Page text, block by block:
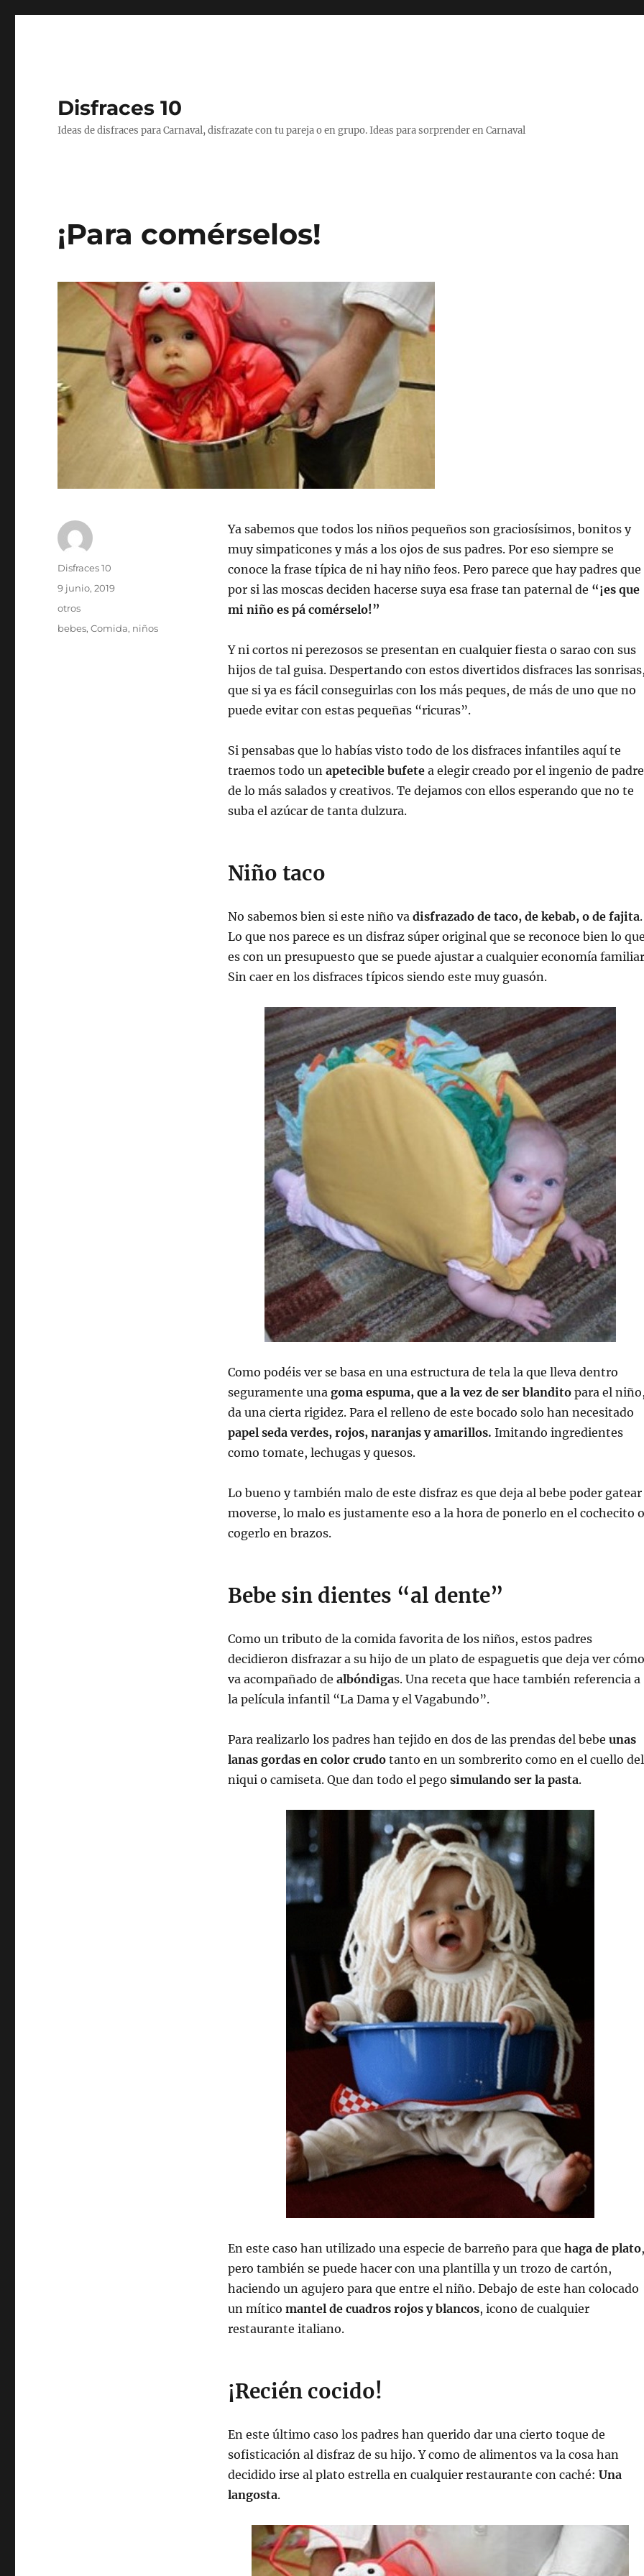
Disfraces 10
Ideas de disfraces para Carnaval, disfrazate con tu pareja o en grupo. Ideas para sorprender en Carnaval
¡Para comérselos!
Ya sabemos que todos los niños pequeños son graciosísimos, bonitos y
muy simpaticones y más a los ojos de sus padres. Por eso siempre se
conoce la frase típica de ni hay niño feos. Pero parece que hay padres que
por si las moscas deciden hacerse suya esa frase tan paternal de “¡es que
mi niño es pá comérselo!”
Y ni cortos ni perezosos se presentan en cualquier fiesta o sarao con sus
hijos de tal guisa. Despertando con estos divertidos disfraces las sonrisas,
que si ya es fácil conseguirlas con los más peques, de más de uno que no
puede evitar con estas pequeñas “ricuras”.
Si pensabas que lo habías visto todo de los disfraces infantiles aquí te
traemos todo un apetecible bufetea elegir creado por el ingenio de
de lo más salados y creativos. Te dejamos con ellos esperando que no te
suba el azúcar de tanta dulzura.
Niño taco
No sabemos bien si este niño va disfrazado de taco, de kebab, o de fajita.
Lo que nos parece es un disfraz súper original que se reconoce bien lo que
es con un presupuesto que se puede ajustar a cualquier economía
Sin caer en los disfraces típicos siendo este muy guasón.
Como podéis ver se basa en una estructura de tela la que lleva dentro
seguramente una goma espuma, que a la vez de ser blanditopara el niño,
da una cierta rigidez. Para el relleno de este bocado solo han necesitado
papel seda verdes, rojos, naranjas y amarillos. Imitando ingredientes
como tomate, lechugas y quesos.
Lo bueno y también malo de este disfraz es que deja al bebe poder gatear
moverse, lo malo es justamente eso a la hora de ponerlo en el cochecito o
cogerlo en brazos.
Bebe sin dientes “al dente”
Como un tributo de la comida favorita de los niños, estos padres
decidieron disfrazar a su hijo de un plato de espaguetis que deja ver cómo
va acompañado de albóndigas. Una receta que hace también referencia a
la película infantil “La Dama y el Vagabundo”.
Para realizarlo los padres han tejido en dos de las prendas del bebe unas
lanas gordas en color crudotanto en un sombrerito como en el cuello del
niqui o camiseta. Que dan todo el pego simulando ser la pasta.
En este caso han utilizado una especie de barreño para que haga de plato,
pero también se puede hacer con una plantilla y un trozo de cartón,
haciendo un agujero para que entre el niño. Debajo de este han colocado
un mítico mantel de cuadros rojos y blancos, icono de cualquier
restaurante italiano.
¡Recién cocido!
En este último caso los padres han querido dar una cierto toque de
sofisticación al disfraz de su hijo. Y como de alimentos va la cosa han
decidido irse al plato estrella en cualquier restaurante con caché: Una
langosta.
Autor
Disfraces 10
Publicado
9 junio, 2019
Categorías
otros
Etiquetas
bebes,Comida, niños